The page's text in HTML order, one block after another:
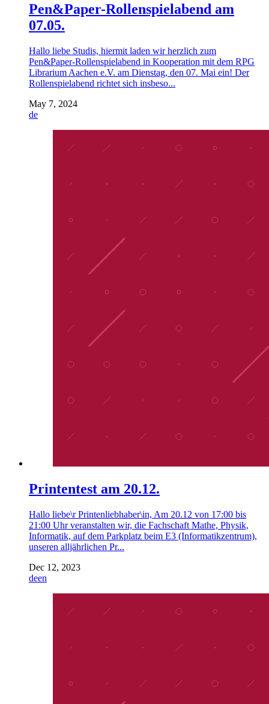
Pen&Paper-Rollenspielabend am
07.05.
Hallo liebe Studis, hiermit laden wir herzlich zum
Pen&Paper-Rollenspielabend in Kooperation mit dem RPG
Librarium Aachen e.V. am Dienstag, den 07. Mai ein! Der
Rollenspielabend richtet sich insbeso...
May 7, 2024
de
Printentest am 20.12.
Hallo liebe\r Printenliebhaber\in, Am 20.12 von 17:00 bis
21:00 Uhr veranstalten wir, die Fachschaft Mathe, Physik,
Informatik, auf dem Parkplatz beim E3 (Informatikzentrum),
unseren alljährlichen Pr...
Dec 12, 2023
deen